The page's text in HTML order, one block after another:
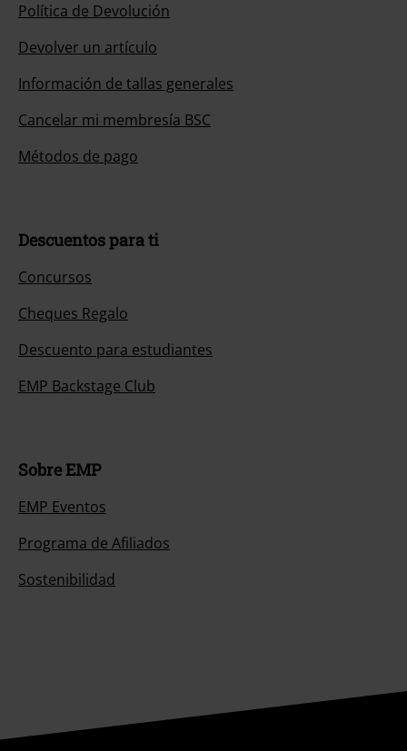
Política de Devolución
Devolver un artículo
Información de tallas generales
Cancelar mi membresía BSC
Métodos de pago
Descuentos para ti
Concursos
Cheques Regalo
Descuento para estudiantes
EMP Backstage Club
Sobre EMP
EMP Eventos
Programa de Afiliados
Sostenibilidad